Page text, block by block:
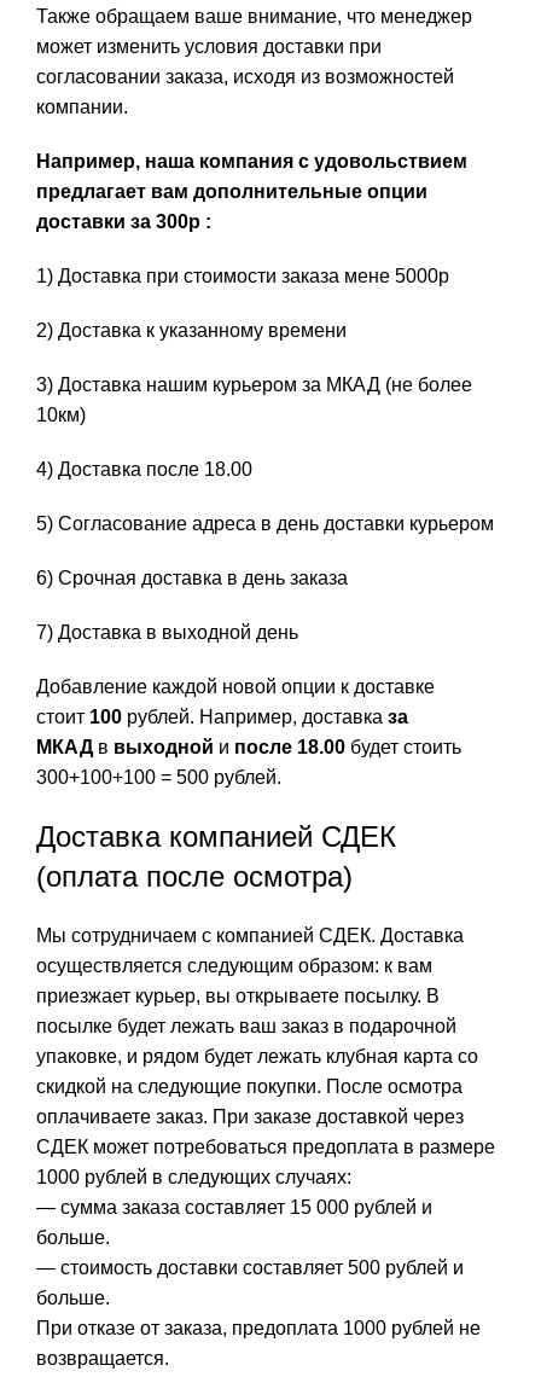
Также обращаем ваше внимание, что менеджер
может изменить условия доставки при
согласовании заказа, исходя из возможностей
компании.
Например, наша компания с удовольствием
предлагает вам дополнительные опции
доставки за 300р :
1) Доставка при стоимости заказа мене 5000р
2) Доставка к указанному времени
3) Доставка нашим курьером за МКАД (не более
10км)
4) Доставка после 18.00
5) Согласование адреса в день доставки курьером
6) Срочная доставка в день заказа
7) Доставка в выходной день
Добавление каждой новой опции к доставке
стоит 100 рублей. Например, доставка за
МКАДв выходной и после 18.00 будет стоить
300+100+100 = 500 рублей.
Доставка компанией СДЕК
(оплата после осмотра)
Мы сотрудничаем с компанией СДЕК. Доставка
осуществляется следующим образом: к вам
приезжает курьер, вы открываете посылку. В
посылке будет лежать ваш заказ в подарочной
упаковке, и рядом будет лежать клубная карта со
скидкой на следующие покупки. После осмотра
оплачиваете заказ. При заказе доставкой через
СДЕК может потребоваться предоплата в размере
1000 рублей в следующих случаях:
— сумма заказа составляет 15 000 рублей и
больше.
— стоимость доставки составляет 500 рублей и
больше.
При отказе от заказа, предоплата 1000 рублей не
возвращается.